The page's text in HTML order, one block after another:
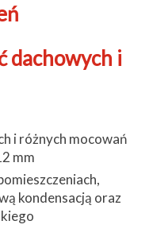
dachowych i
i różnych mocowań
mm
kondensacją oraz